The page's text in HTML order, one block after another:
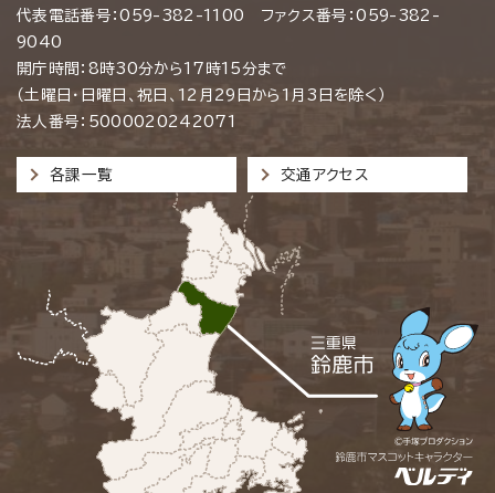
代表電話番号：059-382-1100 ファクス番号：059-382-
9040
開庁時間：8時30分から17時15分まで
（土曜日・日曜日、祝日、12月29日から1月3日を除く）
法人番号：5000020242071
各課一覧 交通アクセス